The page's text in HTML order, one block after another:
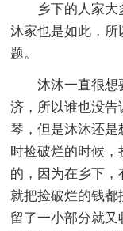
乡下的人家
沐家也是如此，
题。
沐沐一直很想
济，所以谁也没
琴，但是沐沐还
时捡破烂的时候
的，因为在乡下
就把捡破烂的钱
留了一小部分就